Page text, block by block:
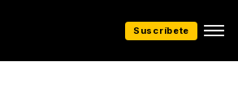
Suscríbete